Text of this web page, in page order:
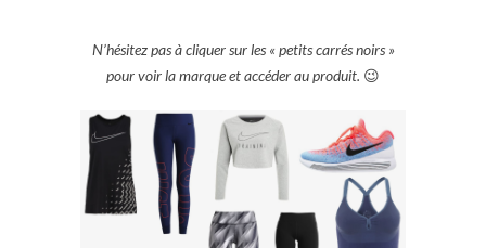
N’hésitez pas à cliquer sur les « petits carrés noirs »
pour voir la marque et accéder au produit. 😉